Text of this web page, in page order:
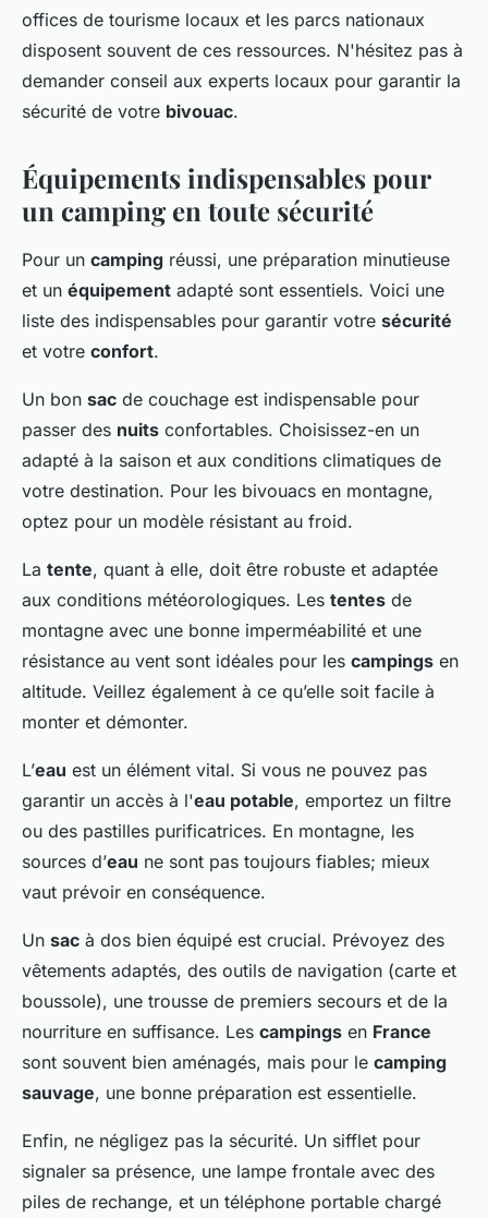
offices de tourisme locaux et les parcs nationaux
disposent souvent de ces ressources. N'hésitez pas à
demander conseil aux experts locaux pour garantir la
sécurité de votre bivouac.
Équipements indispensables pour
un camping en toute sécurité
Pour un camping réussi, une préparation minutieuse
et un équipement adapté sont essentiels. Voici une
liste des indispensables pour garantir votre sécurité
et votre confort.
Un bon sac de couchage est indispensable pour
passer des nuits confortables. Choisissez-en un
adapté à la saison et aux conditions climatiques de
votre destination. Pour les bivouacs en montagne,
optez pour un modèle résistant au froid.
La tente, quant à elle, doit être robuste et adaptée
aux conditions météorologiques. Les tentes de
montagne avec une bonne imperméabilité et une
résistance au vent sont idéales pour les campings en
altitude. Veillez également à ce qu’elle soit facile à
monter et démonter.
L’eau est un élément vital. Si vous ne pouvez pas
garantir un accès à l'eau potable, emportez un filtre
ou des pastilles purificatrices. En montagne, les
sources d’eau ne sont pas toujours fiables; mieux
vaut prévoir en conséquence.
Un sac à dos bien équipé est crucial. Prévoyez des
vêtements adaptés, des outils de navigation (carte et
boussole), une trousse de premiers secours et de la
nourriture en suffisance. Les campings en France
sont souvent bien aménagés, mais pour le camping
sauvage, une bonne préparation est essentielle.
Enfin, ne négligez pas la sécurité. Un sifflet pour
signaler sa présence, une lampe frontale avec des
piles de rechange, et un téléphone portable chargé